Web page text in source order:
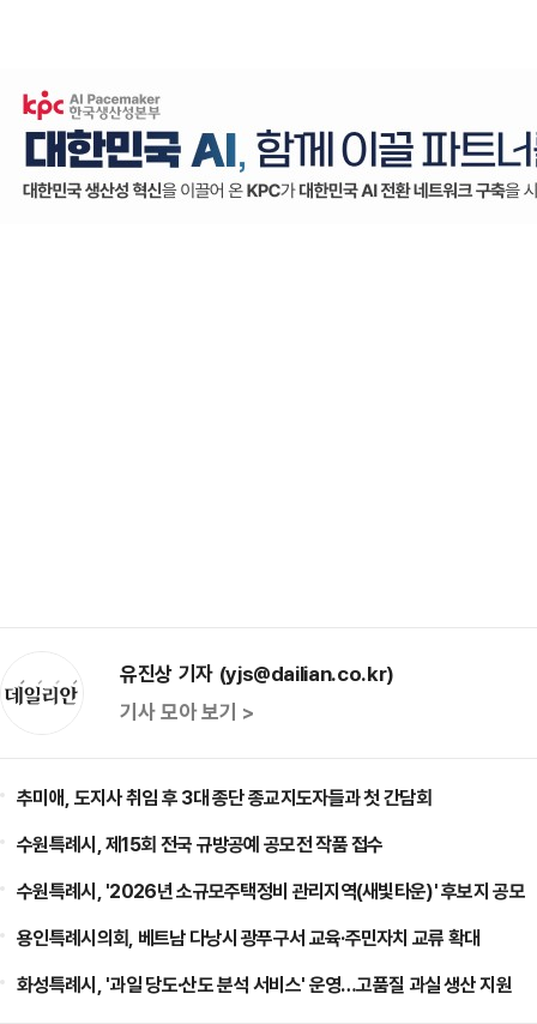
유진상 기자 (yjs@dailian.co.kr)
기사 모아 보기 >
추미애, 도지사 취임 후 3대 종단 종교지도자들과 첫 간담회
수원특례시, 제15회 전국 규방공예 공모전 작품 접수
수원특례시, '2026년 소규모주택정비 관리지역(새빛타운)' 후보지 공모
용인특례시의회, 베트남 다낭시 광푸구서 교육·주민자치 교류 확대
화성특례시, '과일 당도·산도 분석 서비스' 운영…고품질 과실 생산 지원